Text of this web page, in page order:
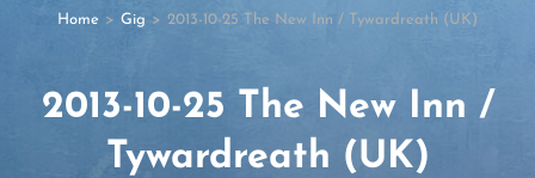
Home > Gig > 2013-10-25 The New Inn / Tywardreath (UK)
2013-10-25 The New Inn /
Tywardreath (UK)